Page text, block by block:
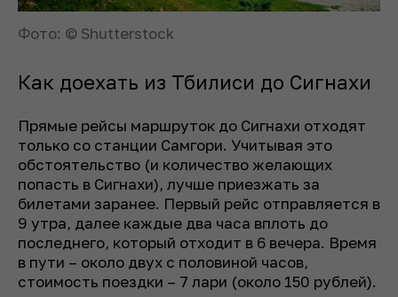
Фото: © Shutterstock
Как доехать из Тбилиси до Сигнахи
Прямые рейсы маршруток до Сигнахи отходят
только со станции Самгори. Учитывая это
обстоятельство (и количество желающих
попасть в Сигнахи), лучше приезжать за
билетами заранее. Первый рейс отправляется в
9 утра, далее каждые два часа вплоть до
последнего, который отходит в 6 вечера. Время
в пути – около двух с половиной часов,
стоимость поездки – 7 лари (около 150 рублей).